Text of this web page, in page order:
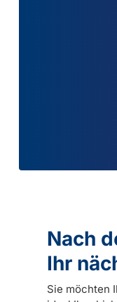
Nach
Ihr
Sie möchten